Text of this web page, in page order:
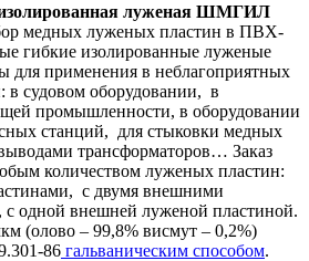
луженая ШМГИЛ
медных луженых пластин в ПВХ-
гибкие изолированные луженые
применения в неблагоприятных
в судовом оборудовании, в
промышленности, в оборудовании
станций, для стыковки медных
трансформаторов… Заказ
количеством луженых пластин:
с двумя внешними
одной внешней луженой пластиной.
(олово – 99,8% висмут – 0,2%)
86 гальваническим способом.